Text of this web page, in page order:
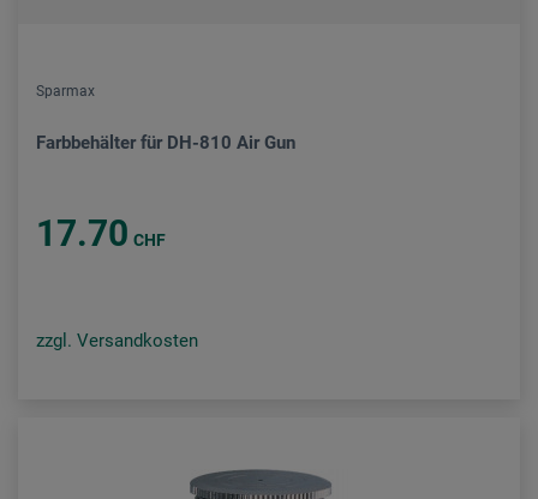
Sparmax
Farbbehälter für DH-810 Air Gun
17.70 CHF
zzgl. Versandkosten